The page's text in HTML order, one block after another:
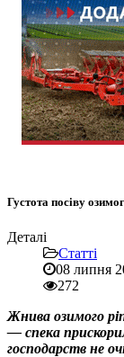
Густота посіву
Деталі
Статті
08 липня
272
Жнива озимого
— спека
господарств не